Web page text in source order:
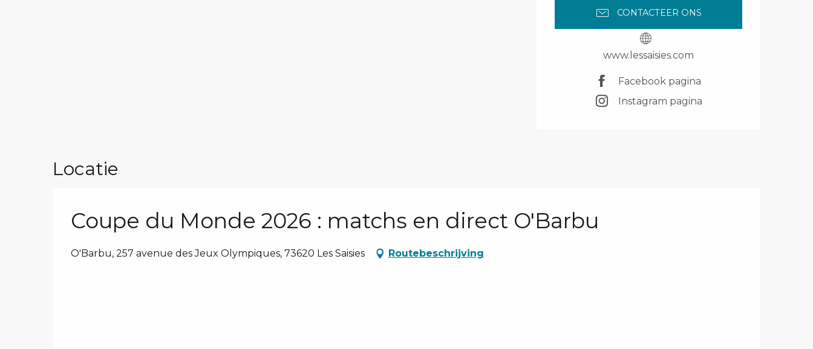
CONTACTEER ONS
www.lessaisies.com
Facebook pagina
Instagram pagina
Locatie
Coupe du Monde 2026 : matchs en direct O'Barbu
O'Barbu, 257 avenue des Jeux Olympiques, 73620 Les Saisies Routebeschrijving